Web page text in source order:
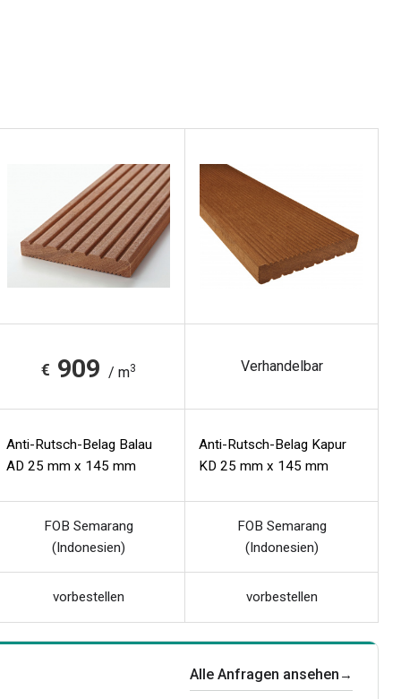
€ 909 / m3 Verhandelbar
Anti-Rutsch-Belag Balau
AD 25 mm x 145 mm
Anti-Rutsch-Belag Kapur
KD 25 mm x 145 mm
FOB Semarang
(Indonesien)
FOB Semarang
(Indonesien)
vorbestellen vorbestellen
Alle Anfragen ansehen →